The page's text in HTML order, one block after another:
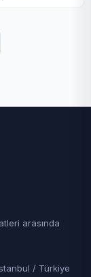
arasında
/ Türkiye